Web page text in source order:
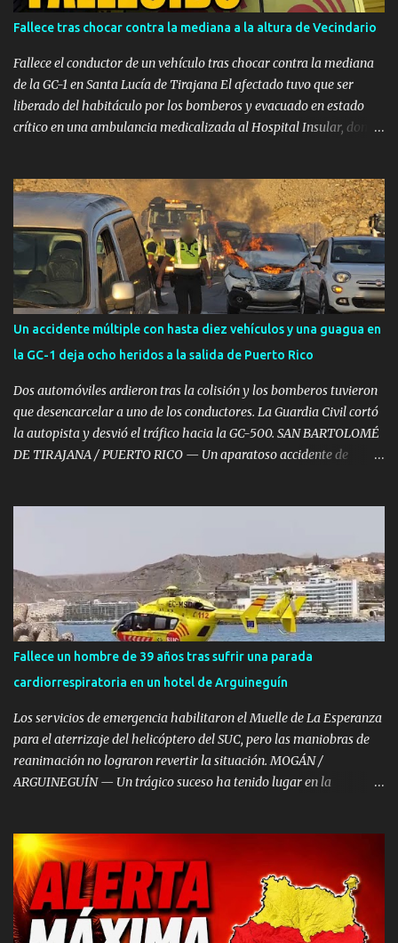
informaban de una posible implosión seguida de deflagración
del depósito. A consecuencia de la onda expansiva, los trabajadores
quedaron suspendidos de sus arneses de seg...
Fallece tras chocar contra la mediana a la altura de Vecindario
Fallece el conductor de un vehículo tras chocar contra la mediana
de la GC-1 en Santa Lucía de Tirajana El afectado tuvo que ser
liberado del habitáculo por los bomberos y evacuado en estado
crítico en una ambulancia medicalizada al Hospital Insular, donde
tras sufrir un grave accidente de tráfico en la autovía GC-1, a su
paso por el municipio de Santa Lucía de Tirajana y en sentido sur,
al salirse de la calzada e impactar violentamente contra la
mediana. El trágico siniestro se registró a las 16:27 horas ,
momento en el que el Centro Coordinador de Emergencias y
Seguridad (CECOES) 112 del Gobierno de Canarias comenzó a
recibir llamadas de alerta informando sobre la colisión de un
turismo en la citada vía rápida. Excarcelación por parte de los
Bomberos Hasta el lugar del accidente se desplazaron con
celeridad efectivos del Consorcio de Emergencias de Gran
Canaria...
Un accidente múltiple con hasta diez vehículos y una guagua en
la GC-1 deja ocho heridos a la salida de Puerto Rico
Dos automóviles ardieron tras la colisión y los bomberos tuvieron
que desencarcelar a uno de los conductores. La Guardia Civil cortó
la autopista y desvió el tráfico hacia la GC-500. SAN BARTOLOMÉ
DE TIRAJANA / PUERTO RICO — Un aparatoso accidente de
vehículos —entre ellos una guagua—, se saldó con ocho personas
heridas de diversa consideración , dos turismos calcinados y la
autopista GC-1 temporalmente cortada. El incidente tuvo lugar
sobre las 07:50 horas a la altura del punto kilométrico 53 de la
autopista GC-1, en el municipio de San Bartolomé de Tirajana,
justo tras rebasar el último túnel en dirección a Puerto Rico. Dos
coches incendiados y un conductor atrapado Tras recibir la alerta,
el Centro Coordinador de Emergencias y...
Fallece un hombre de 39 años tras sufrir una parada
cardiorrespiratoria en un hotel de Arguineguín
Los servicios de emergencia habilitaron el Muelle de La Esperanza
para el aterrizaje del helicóptero del SUC, pero las maniobras de
reanimación no lograron revertir la situación. MOGÁN /
ARGUINEGUÍN — Un trágico suceso ha tenido lugar en la
sufrir una parada cardiorrespiratoria en el Hotel Dorado Beach. A
pesar de la rápida intervención y del amplio despliegue de
recursos de emergencias desplazados hasta el establecimiento
hotelero, las intensas maniobras de reanimación cardiopulmonar
practicadas no lograron revertir el cuadro, confirmándose